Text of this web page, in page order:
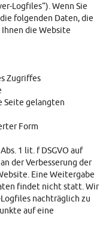
Logfiles“). Wenn Sie
folgenden Daten, die
die Website
Zugriffes
Seite gelangten
Form
1 lit. f DSGVO auf
der Verbesserung der
Eine Weitergabe
findet nicht statt. Wir
nachträglich zu
auf eine